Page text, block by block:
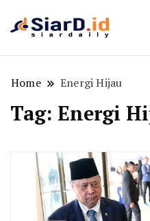
Home Energi Hijau
Tag: Energi